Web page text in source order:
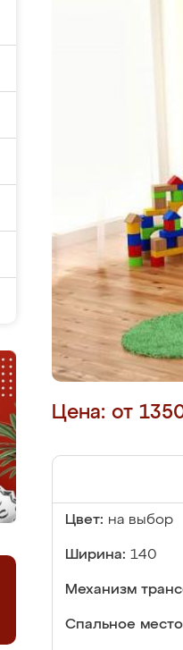
Цена: от
Цвет: на выбор
Ширина: 140
Механизм
Спальное